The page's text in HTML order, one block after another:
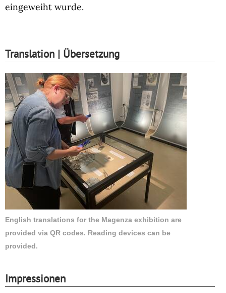
eingeweiht wurde.
Translation | Übersetzung
English translations for the Magenza exhibition are
provided via QR codes. Reading devices can be
provided.
Impressionen